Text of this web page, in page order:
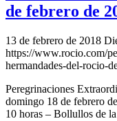
de febrero de
13 de febrero de 2018
https://www.rocio.com/
hermandades-del-rocio-
Peregrinaciones
domingo 18 de febrero
10 horas – Bollullos de